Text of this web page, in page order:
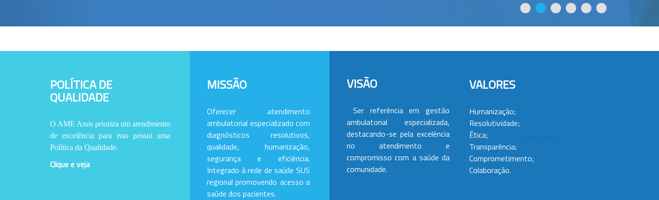
POLÍTICA DE
QUALIDADE
O AME Assis prioriza um atendimento
de excelência para isso possui uma
Política da Qualidade.
Clique e veja
MISSÃO
Oferecer atendimento
ambulatorial especializado com
diagnósticos resolutivos,
qualidade, humanização,
segurança e eficiência.
Integrado à rede de saúde SUS
regional promovendo acesso a
saúde dos pacientes.
VISÃO
Ser referência em gestão
ambulatorial especializada,
destacando-se pela excelência
no atendimento e
compromisso com a saúde da
comunidade.
VALORES
Humanização;
Resolutividade;
Ética;
Transparência;
Comprometimento;
Colaboração.